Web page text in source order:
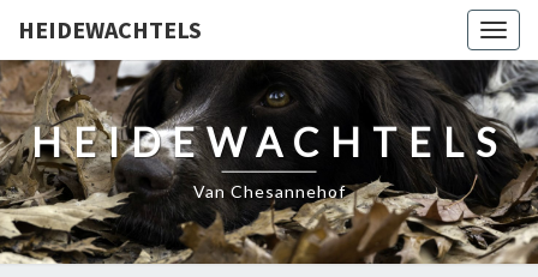
HEIDEWACHTELS
HEIDEWACHTELS
Van Chesannehof